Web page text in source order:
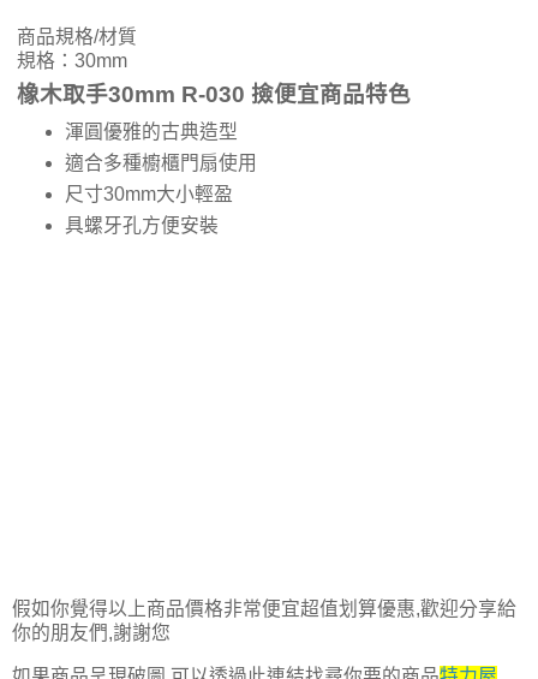
商品規格/材質
規格：30mm
橡木取手30mm R-030 撿便宜商品特色
渾圓優雅的古典造型
適合多種櫥櫃門扇使用
尺寸30mm大小輕盈
具螺牙孔方便安裝
假如你覺得以上商品價格非常便宜超值划算優惠,歡迎分享給
你的朋友們,謝謝您